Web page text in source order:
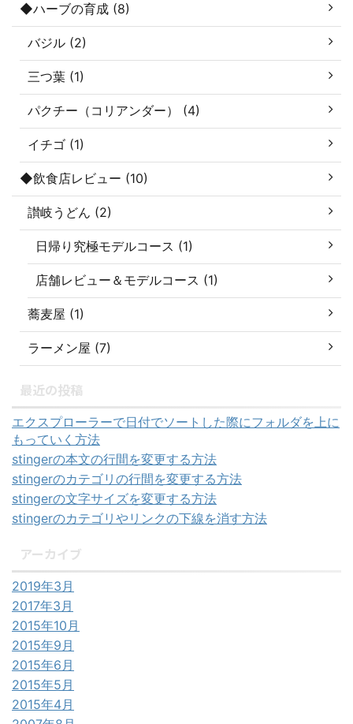
◆ハーブの育成 (8)
バジル (2)
三つ葉 (1)
パクチー（コリアンダー） (4)
イチゴ (1)
◆飲食店レビュー (10)
讃岐うどん (2)
日帰り究極モデルコース (1)
店舗レビュー＆モデルコース (1)
蕎麦屋 (1)
ラーメン屋 (7)
最近の投稿
エクスプローラーで日付でソートした際にフォルダを上に
もっていく方法
stingerの本文の行間を変更する方法
stingerのカテゴリの行間を変更する方法
stingerの文字サイズを変更する方法
stingerのカテゴリやリンクの下線を消す方法
アーカイブ
2019年3月
2017年3月
2015年10月
2015年9月
2015年6月
2015年5月
2015年4月